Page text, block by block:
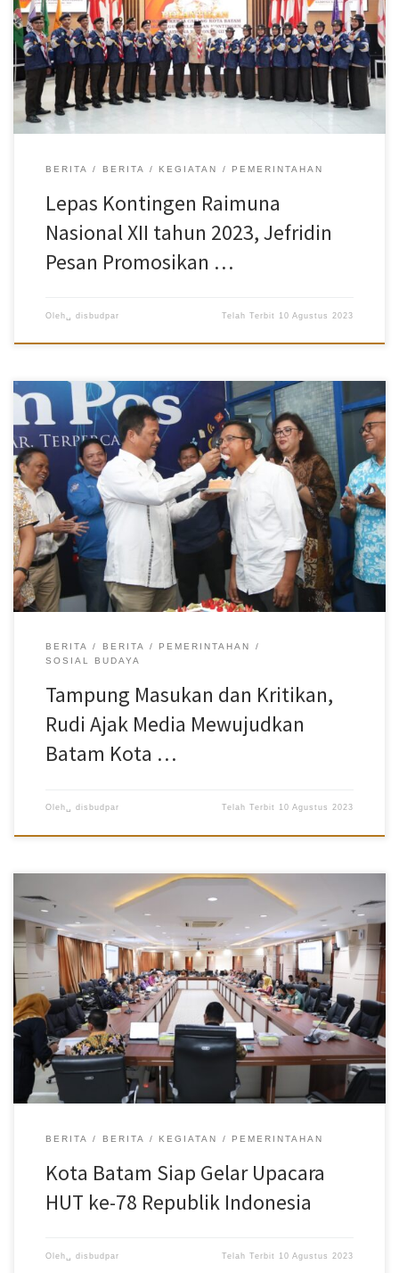
dikancah nasional. “Terima kasih dan selamat atas nama
masyarakat Batam dan Mabicab Kota Batam, Muhammad Rudi
kepada adik-adik yang sudah diseleksi dan diberikan pembekalan
untuk mewakili Batam. Jaga nama baik Batam dan pahami betul
Batam agar dapat menjadi agen mempromosikan Batam di
nasional,” katanya di Kantor Walikota Batam, Kamis (10/8/2023).
Raimuna Nasional XII Tahun 2023 sendiri akan digelar […]
BERITA BERITA KEGIATAN PEMERINTAHAN
Lepas Kontingen Raimuna
Nasional XII tahun 2023, Jefridin
Pesan Promosikan …
Oleh␣ disbudpar Telah Terbit 10 Agustus 2023
MC Pemko Batam – Wali Kota Batam, Muhammad Rudi, mengajak
media di Batam untuk terus bersama dirinya membangun daerah.
Hal itu dinilai penting demi mewujudkan Batam Kota baru. “Silakan
sampaikan masukan ke saya, karena pembangunan Batam yang
selama ini berjalan tak lepas dari kritikan dan masukan dari teman-
teman media. Batam ini milik kita dan mari bersama mewujudkan
Batam Kota Baru,” ujar Rudi saat menghadiri perayaan Hari Ulang
Tahun (HUT) ke-25 Batam Pos di Gedung Graha Pena, Kamis
(10/8/2023). Rudi yang saban tahun hadir perayaan HUT Batam Pos
itu, mengungkapkan bahwa pemerintah di bawah pimpinan
dirinya, sangat menghargai kritikan dan masukan. […]
BERITA BERITA
PEMERINTAHAN
SOSIAL BUDAYA
Tampung Masukan dan Kritikan,
Rudi Ajak Media Mewujudkan
Batam Kota …
Oleh␣ disbudpar Telah Terbit 10 Agustus 2023
MC Pemko Batam – Pemerintah Kota (Pemko) Batam bersama
Forum Koordinasi Pimpinan Daerah (Forkopimda) Kota Batam, siap
menggelar upacara Hari Ulang Tahun (HUT) ke-78 Republik
Indonesia (RI) pada 17 Agustus 2023 mendatang. Kepala
Diskominfo Kota Batam, Rudi Panjaitan mengajak seluruh elemen
masyarakat Kota Batam untuk dapat berpartisipasi dan ikut serta
memeriahkan peringatan HUT ke-78 RI. Rangkaian kegiatan
peringatan HUT ke-78 RI sendiri akan dimulai pada Minggu 13
Agustus 2023 mendatang. “Dengan agenda pawai pembangunan,
kendaraan hias dan budaya,” katanya saat memimpin rapat
koordinasi persiapan HUT ke-78 RI, Kamis (10/8/2023). Kemudian,
pada Senin 14 Agustus 2023 akan dilaksanakan gladi kotor pada
BERITA BERITA KEGIATAN PEMERINTAHAN
Kota Batam Siap Gelar Upacara
HUT ke-78 Republik Indonesia
Oleh␣ disbudpar Telah Terbit 10 Agustus 2023